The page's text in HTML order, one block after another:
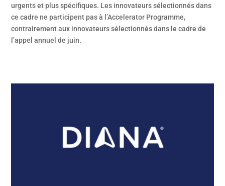
urgents et plus spécifiques. Les innovateurs sélectionnés dans
ce cadre ne participent pas à l’Accelerator Programme,
contrairement aux innovateurs sélectionnés dans le cadre de
l’appel annuel de juin.